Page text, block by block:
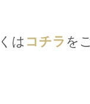
はコチラを